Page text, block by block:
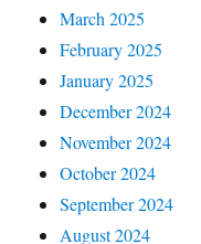
March 2025
February 2025
January 2025
December 2024
November 2024
October 2024
September 2024
August 2024